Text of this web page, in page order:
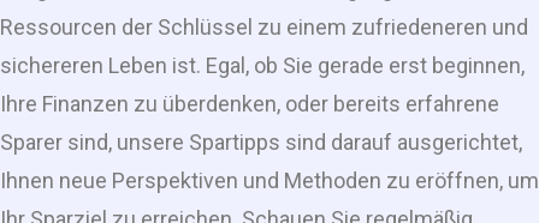
Ressourcen der Schlüssel zu einem zufriedeneren und
sichereren Leben ist. Egal, ob Sie gerade erst beginnen,
Ihre Finanzen zu überdenken, oder bereits erfahrene
Sparer sind, unsere Spartipps sind darauf ausgerichtet,
Ihnen neue Perspektiven und Methoden zu eröffnen, um